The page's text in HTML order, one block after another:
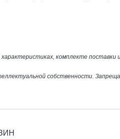
комплекте
собственности.